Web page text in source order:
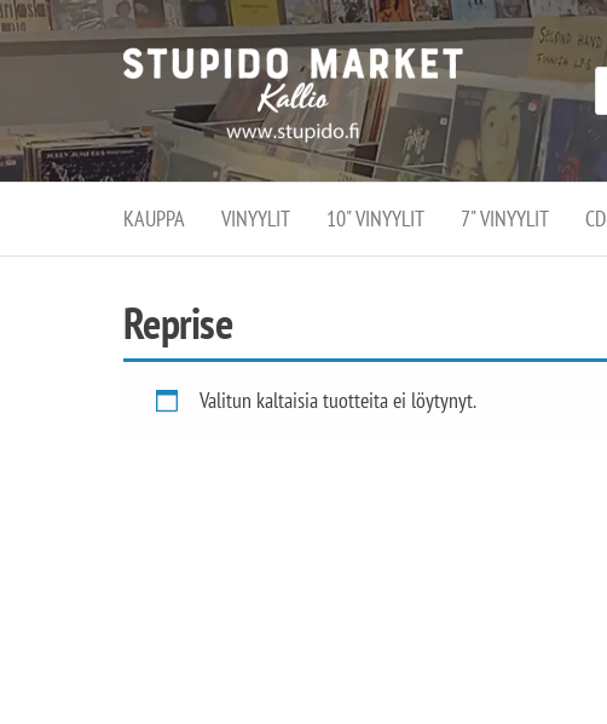
Stupido
Market –
verkossa
ja
kivijalassa
Stupido Market on
vaihtoehtomusaan
erikoistunut
verkko- sekä
kivijalkakauppa
Helsingissä
Kallion
KAUPPA VINYYLIT 10" VINYYLIT 7" VINYYLIT CD
Reprise
Valitun kaltaisia tuotteita ei löytynyt.